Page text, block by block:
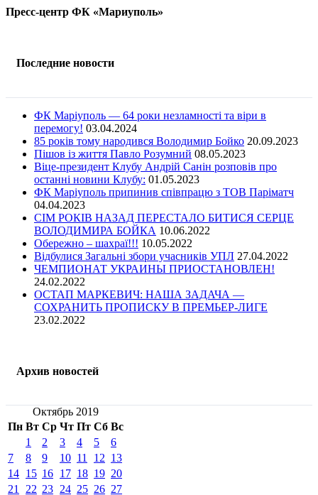
Пресс-центр ФК «Мариуполь»
Последние новости
ФК Маріуполь — 64 роки незламності та віри в
перемогу! 03.04.2024
85 років тому народився Володимир Бойко 20.09.2023
Пішов із життя Павло Розумний 08.05.2023
Віце-президент Клубу Андрій Санін розповів про
останні новини Клубу: 01.05.2023
ФК Маріуполь припинив співпрацю з ТОВ Паріматч
04.04.2023
СІМ РОКІВ НАЗАД ПЕРЕСТАЛО БИТИСЯ СЕРЦЕ
ВОЛОДИМИРА БОЙКА 10.06.2022
Обережно – шахраї!!! 10.05.2022
Відбулися Загальні збори учасників УПЛ 27.04.2022
ЧЕМПИОНАТ УКРАИНЫ ПРИОСТАНОВЛЕН!
24.02.2022
ОСТАП МАРКЕВИЧ: НАША ЗАДАЧА —
СОХРАНИТЬ ПРОПИСКУ В ПРЕМЬЕР-ЛИГЕ
23.02.2022
Архив новостей
Октябрь 2019
Пн Вт Ср Чт Пт Сб Вс
1
2 3 4 5
6
7
8 9 10 11 12 13
14 15 16 17 18 19 20
21
22 23 24 25 26 27